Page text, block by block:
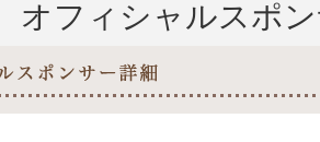
フィシャルスポン